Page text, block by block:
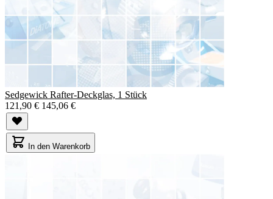
Sedgewick Rafter-Deckglas, 1 Stück
121,90 € 145,06 €
In den Warenkorb